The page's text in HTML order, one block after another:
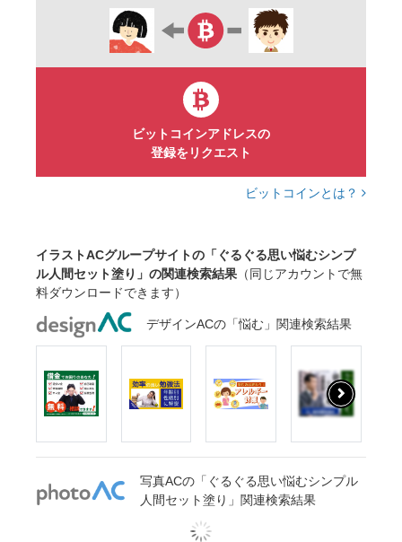
シルエット アイコン風
無性別 モブ
ビットコインアドレスの
登録をリクエスト
ビットコインとは？
イラストACグループサイトの「ぐるぐる思い悩むシンプ
ル人間セット塗り」の関連検索結果 （同じアカウントで無
料ダウンロードできます）
デザインACの「悩む」関連検索結果
写真ACの「ぐるぐる思い悩むシンプル
人間セット塗り」関連検索結果